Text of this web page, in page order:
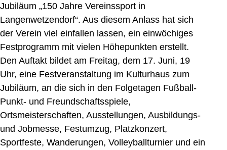
Jubiläum „150 Jahre Vereinssport in
Langenwetzendorf“. Aus diesem Anlass hat sich
der Verein viel einfallen lassen, ein einwöchiges
Festprogramm mit vielen Höhepunkten erstellt.
Den Auftakt bildet am Freitag, dem 17. Juni, 19
Uhr, eine Festveranstaltung im Kulturhaus zum
Jubiläum, an die sich in den Folgetagen Fußball-
Punkt- und Freundschaftsspiele,
Ortsmeisterschaften, Ausstellungen, Ausbildungs-
und Jobmesse, Festumzug, Platzkonzert,
Sportfeste, Wanderungen, Volleyballturnier und ein